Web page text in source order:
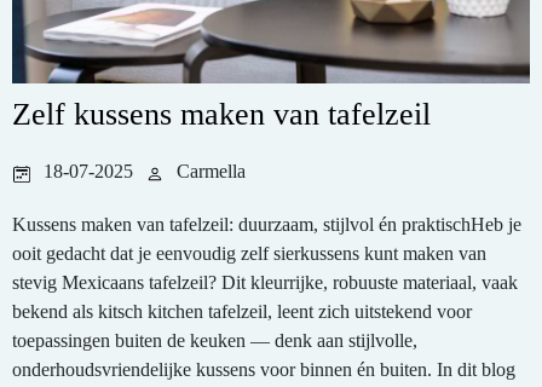
Zelf kussens maken van tafelzeil
18-07-2025 Carmella
Kussens maken van tafelzeil: duurzaam, stijlvol én praktischHeb je
ooit gedacht dat je eenvoudig zelf sierkussens kunt maken van
stevig Mexicaans tafelzeil? Dit kleurrijke, robuuste materiaal, vaak
bekend als kitsch kitchen tafelzeil, leent zich uitstekend voor
toepassingen buiten de keuken — denk aan stijlvolle,
onderhoudsvriendelijke kussens voor binnen én buiten. In dit blog